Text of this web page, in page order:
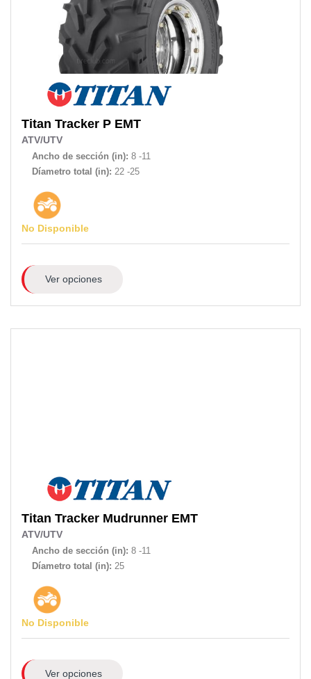
Titan Tracker P EMT
ATV/UTV
Ancho de sección (in): 8 -11
Díametro total (in): 22 -25
No Disponible
Ver opciones
Titan Tracker Mudrunner EMT
ATV/UTV
Ancho de sección (in): 8 -11
Díametro total (in): 25
No Disponible
Ver opciones